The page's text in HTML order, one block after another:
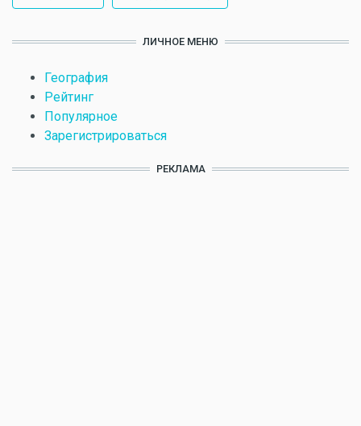
ЛИЧНОЕ МЕНЮ
География
Рейтинг
Популярное
Зарегистрироваться
РЕКЛАМА